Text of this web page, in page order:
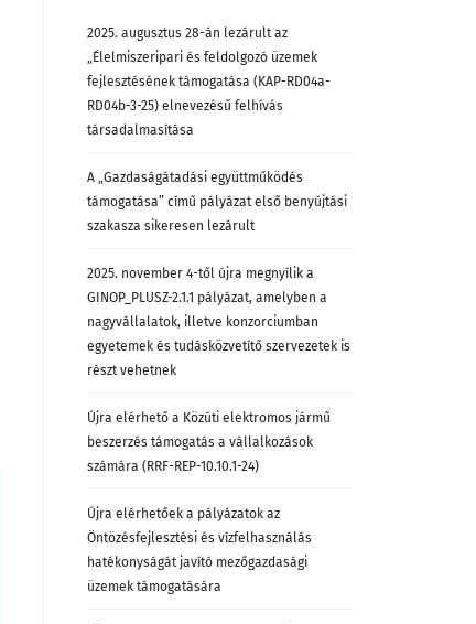
2025. augusztus 28-án lezárult az
„Élelmiszeripari és feldolgozó üzemek
fejlesztésének támogatása (KAP-RD04a-
RD04b-3-25) elnevezésű felhívás
társadalmasítása
A „Gazdaságátadási együttműködés
támogatása” című pályázat első benyújtási
szakasza sikeresen lezárult
2025. november 4-től újra megnyílik a
GINOP_PLUSZ-2.1.1 pályázat, amelyben a
nagyvállalatok, illetve konzorciumban
egyetemek és tudásközvetítő szervezetek is
részt vehetnek
Újra elérhető a Közúti elektromos jármű
beszerzés támogatás a vállalkozások
számára (RRF-REP-10.10.1-24)
Újra elérhetőek a pályázatok az
Öntözésfejlesztési és vízfelhasználás
hatékonyságát javító mezőgazdasági
üzemek támogatására